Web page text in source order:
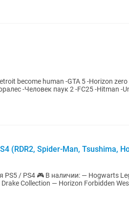
игра по 3000-
(RDR2, Spider-Man, Tsushima,
— Demon’s Souls — FIFA 22
Collection — Horizon Forbidden